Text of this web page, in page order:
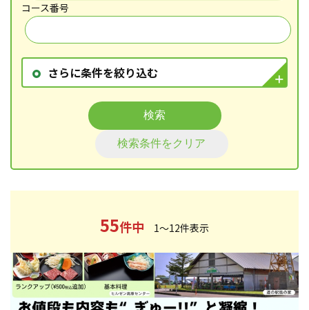
コース番号
さらに条件を絞り込む
検索
検索条件をクリア
55件中 1～12件表示